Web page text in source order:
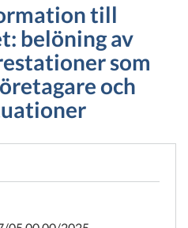
till
belöning av
som
och